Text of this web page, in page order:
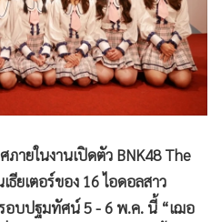
ภายในงานเปิดตัว BNK48 The
ธียเตอร์ของ 16 ไอดอลสาว
อบปฐมทัศน์ 5 - 6 พ.ค. นี้ “เฌอ